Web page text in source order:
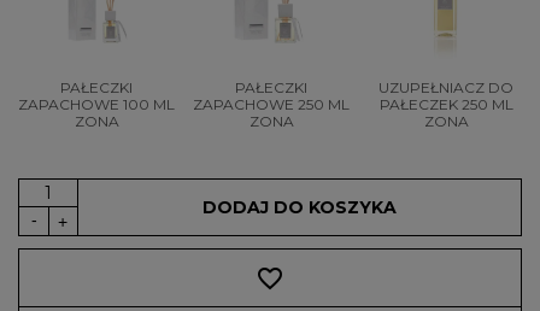
PAŁECZKI
ZAPACHOWE 100 ML
ZONA
PAŁECZKI
ZAPACHOWE 250 ML
ZONA
UZUPEŁNIACZ DO
PAŁECZEK 250 ML
ZONA
DODAJ DO KOSZYKA
favorite_border